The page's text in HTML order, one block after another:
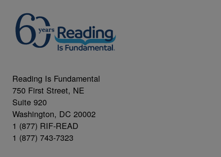
Reading Is Fundamental
750 First Street, NE
Suite 920
Washington, DC 20002
1 (877) RIF-READ
1 (877) 743-7323